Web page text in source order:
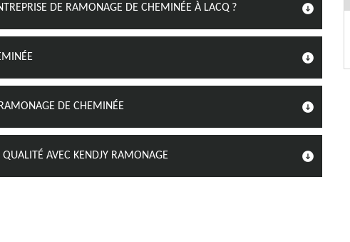
DE RAMONAGE DE CHEMINÉE À LACQ ?
DE CHEMINÉE
AVEC KENDJY RAMONAGE